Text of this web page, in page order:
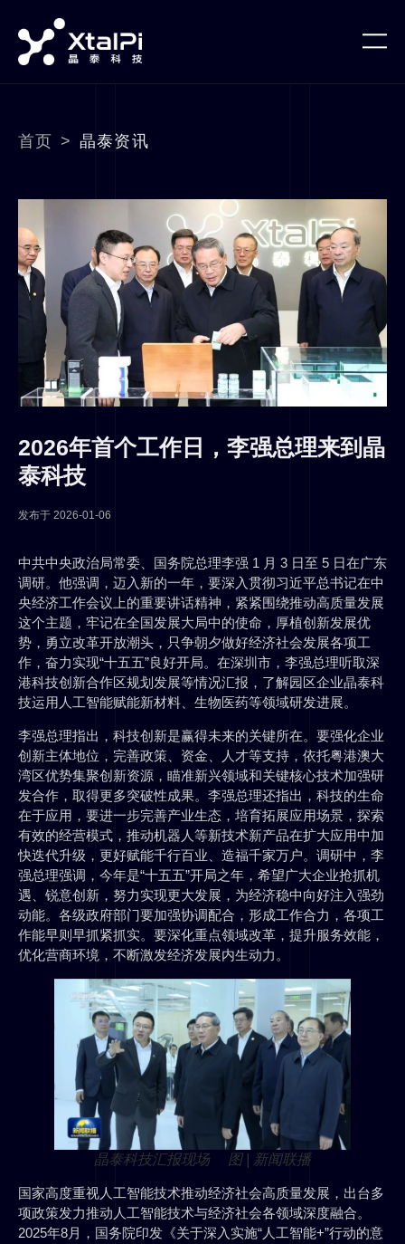
首页 > 晶泰资讯
2026年首个工作日，李强总理来到晶
泰科技
发布于 2026-01-06
中共中央政治局常委、国务院总理李强 1 月 3 日至 5 日在广东
调研。他强调，迈入新的一年，要深入贯彻习近平总书记在中
央经济工作会议上的重要讲话精神，紧紧围绕推动高质量发展
这个主题，牢记在全国发展大局中的使命，厚植创新发展优
势，勇立改革开放潮头，只争朝夕做好经济社会发展各项工
作，奋力实现“十五五”良好开局。在深圳市，李强总理听取深
港科技创新合作区规划发展等情况汇报，了解园区企业晶泰科
技运用人工智能赋能新材料、生物医药等领域研发进展。
李强总理指出，科技创新是赢得未来的关键所在。要强化企业
创新主体地位，完善政策、资金、人才等支持，依托粤港澳大
湾区优势集聚创新资源，瞄准新兴领域和关键核心技术加强研
发合作，取得更多突破性成果。李强总理还指出，科技的生命
在于应用，要进一步完善产业生态，培育拓展应用场景，探索
有效的经营模式，推动机器人等新技术新产品在扩大应用中加
快迭代升级，更好赋能千行百业、造福千家万户。调研中，李
强总理强调，今年是“十五五”开局之年，希望广大企业抢抓机
遇、锐意创新，努力实现更大发展，为经济稳中向好注入强劲
动能。各级政府部门要加强协调配合，形成工作合力，各项工
作能早则早抓紧抓实。要深化重点领域改革，提升服务效能，
优化营商环境，不断激发经济发展内生动力。
晶泰科技汇报现场 图 | 新闻联播
国家高度重视人工智能技术推动经济社会高质量发展，出台多
项政策发力推动人工智能技术与经济社会各领域深度融合。
2025年8月，国务院印发《关于深入实施“人工智能+”行动的意